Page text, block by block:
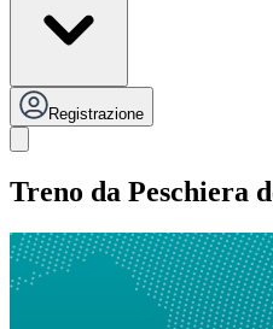
Registrazione
Treno da Peschiera